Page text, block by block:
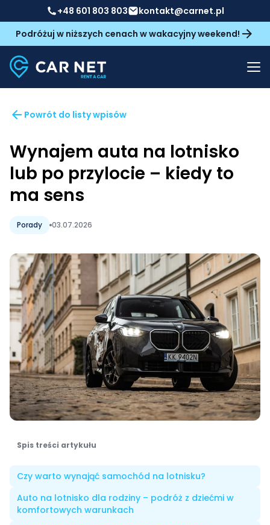
+48 601 803 803
kontakt@carnet.pl
Podróżuj w niższych cenach w wakacyjny weekend!
Powrót do listy wpisów
Wynajem auta na lotnisko
lub po przylocie – kiedy to
ma sens
Porady 03.07.2026
Spis treści artykułu
Czy warto wynająć samochód na lotnisku?
Auto na lotnisko dla rodziny – podróż z dziećmi w
komfortowych warunkach